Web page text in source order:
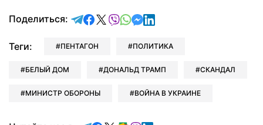
Поделиться: отправить в Telegram
поделиться в Facebook
поделиться в X
отправить в Viber
отправить в Whatsapp
отправить в Messenger
отправить в LinkedIn
Теги: ПЕНТАГОН ПОЛИТИКА
БЕЛЫЙ ДОМ ДОНАЛЬД ТРАМП СКАНДАЛ
МИНИСТР ОБОРОНЫ ВОЙНА В УКРАИНЕ